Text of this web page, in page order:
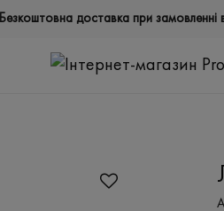
Безкоштовна доставка при замовленні